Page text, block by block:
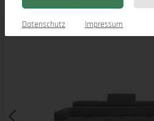
Bildergalerie überspringen
Datenschutz Impressum